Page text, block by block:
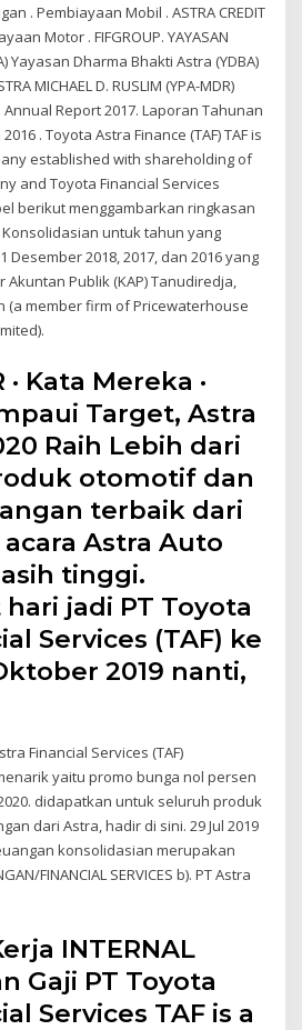
. Pembiayaan Mobil . ASTRA CREDIT
Motor . FIFGROUP. YAYASAN
Yayasan Dharma Bhakti Astra (YDBA)
MICHAEL D. RUSLIM (YPA-MDR)
Report 2017. Laporan Tahunan
. Toyota Astra Finance (TAF) TAF is
established with shareholding of
and Toyota Financial Services
berikut menggambarkan ringkasan
untuk tahun yang
2018, 2017, dan 2016 yang
Publik (KAP) Tanudiredja,
(a member firm of Pricewaterhouse
· Kata Mereka ·
Target, Astra
Raih Lebih dari
otomotif dan
terbaik dari
Astra Auto
tinggi.
jadi PT Toyota
Services (TAF) ke
2019 nanti,
Financial Services (TAF)
yaitu promo bunga nol persen
didapatkan untuk seluruh produk
dari Astra, hadir di sini. 29 Jul 2019
konsolidasian merupakan
FINANCIAL SERVICES b). PT Astra
INTERNAL
Gaji PT Toyota
Services TAF is a